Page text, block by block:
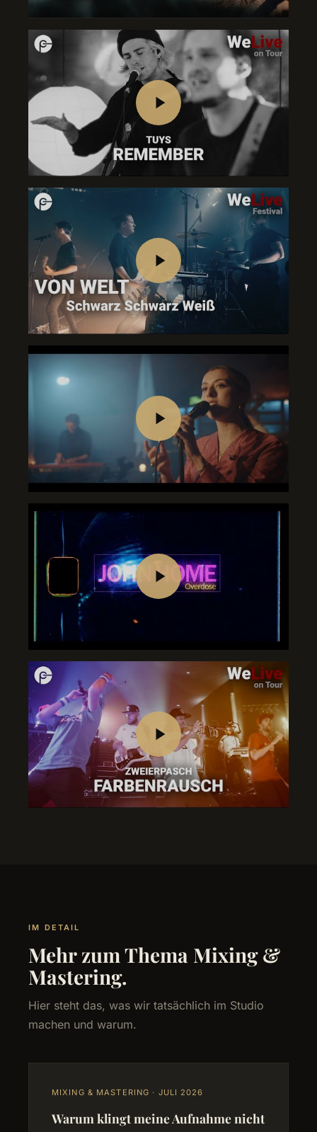
IM DETAIL
Mehr zum Thema Mixing &
Mastering.
Hier steht das, was wir tatsächlich im Studio
machen und warum.
MIXING & MASTERING · JULI 2026
Warum klingt meine Aufnahme nicht